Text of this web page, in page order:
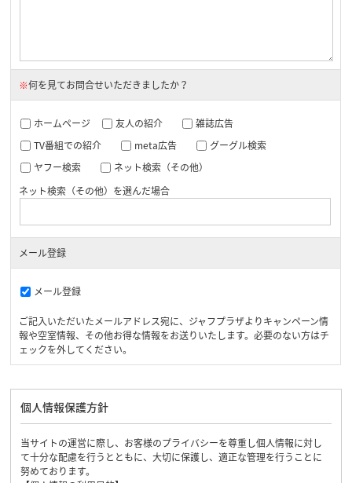
※何を見てお問合せいただきましたか？
ホームページ 友人の紹介
雑誌広告
TV番組での紹介
meta広告
グーグル検索
ヤフー検索
ネット検索（その他）
ネット検索（その他）を選んだ場合
メール登録
メール登録
ご記入いただいたメールアドレス宛に、ジャフプラザよりキャンペーン情
報や空室情報、その他お得な情報をお送りいたします。必要のない方はチ
ェックを外してください。
個人情報保護方針
当サイトの運営に際し、お客様のプライバシーを尊重し個人情報に対し
て十分な配慮を行うとともに、大切に保護し、適正な管理を行うことに
努めております。